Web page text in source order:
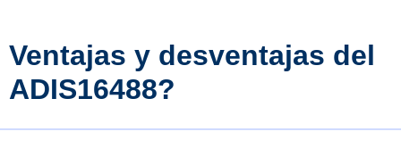
Ventajas y desventajas del
ADIS16488?